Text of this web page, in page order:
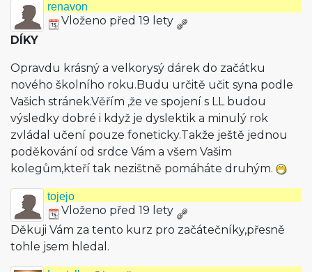
renavon
Vloženo před 19 lety
DÍKY
Opravdu krásný a velkorysý dárek do začátku
nového školního roku.Budu určitě učit syna podle
Vašich stránek.Věřím ,že ve spojení s LL budou
výsledky dobré i když je dyslektik a minulý rok
zvládal učení pouze foneticky.Takže ještě jednou
poděkování od srdce Vám a všem Vašim
kolegům,kteří tak nezištně pomáháte druhým.
tojejo
Vloženo před 19 lety
Děkuji Vám za tento kurz pro začátečníky,přesně
tohle jsem hledal.